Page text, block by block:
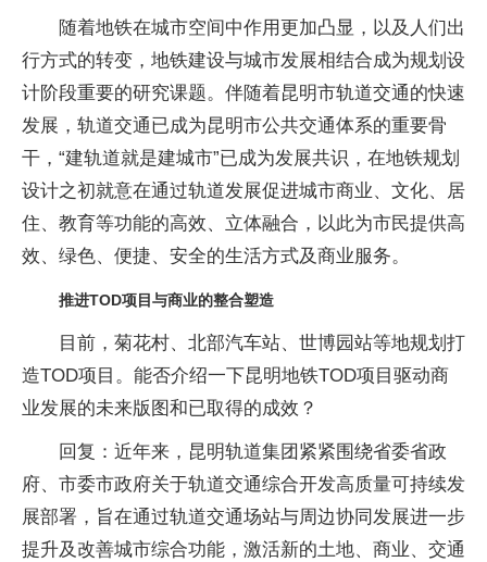
随着地铁在城市空间中作用更加凸显，以及人们出
行方式的转变，地铁建设与城市发展相结合成为规划设
计阶段重要的研究课题。伴随着昆明市轨道交通的快速
发展，轨道交通已成为昆明市公共交通体系的重要骨
干，“建轨道就是建城市”已成为发展共识，在地铁规划
设计之初就意在通过轨道发展促进城市商业、文化、居
住、教育等功能的高效、立体融合，以此为市民提供高
效、绿色、便捷、安全的生活方式及商业服务。
推进TOD项目与商业的整合塑造
目前，菊花村、北部汽车站、世博园站等地规划打
造TOD项目。能否介绍一下昆明地铁TOD项目驱动商
业发展的未来版图和已取得的成效？
回复：近年来，昆明轨道集团紧紧围绕省委省政
府、市委市政府关于轨道交通综合开发高质量可持续发
展部署，旨在通过轨道交通场站与周边协同发展进一步
提升及改善城市综合功能，激活新的土地、商业、交通